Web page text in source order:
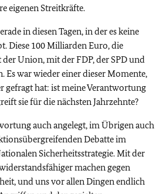
eigenen Streitkräfte.
in diesen Tagen, in der es keine
Diese 100 Milliarden Euro, die
Union, mit der FDP, der SPD und
Es war wieder einer dieser Momente,
gefragt hat: ist meine Verantwortung
sie für die nächsten Jahrzehnte?
auch angelegt, im Übrigen auch
Debatte im
Sicherheitsstrategie. Mit der
machen gegen
und uns vor allen Dingen endlich